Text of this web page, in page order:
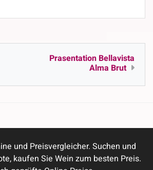
Prasentation Bellavista
Alma Brut
und Preisvergleicher. Suchen und
kaufen Sie Wein zum besten Preis.